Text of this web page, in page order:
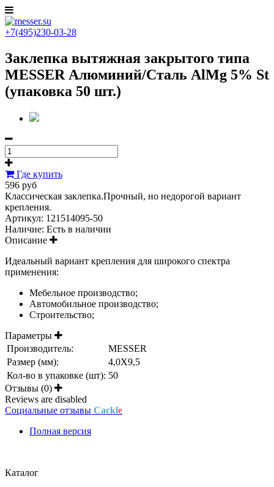
+7(495)230-03-28
Заклепка вытяжная закрытого типа
MESSER Алюминий/Сталь AlMg 5% St
(упаковка 50 шт.)
Где купить
596 руб
Классическая заклепка.Прочный, но недорогой вариант
крепления.
Артикул: 121514095-50
Наличие: Есть в наличии
Описание
Идеальный вариант крепления для широкого спектра
применения:
Мебельное производство;
Автомобильное производство;
Строительство;
Параметры
Производитель:
MESSER
Размер (мм):
4,0Х9,5
Кол-во в упаковке (шт): 50
Отзывы (0)
Reviews are disabled
Социальные отзывы Cackle
Полная версия
Каталог